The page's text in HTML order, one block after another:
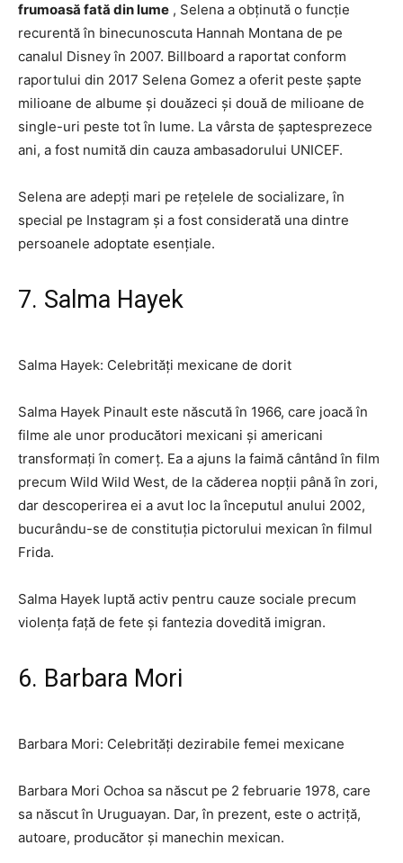
frumoasă fată din lume , Selena a obținută o funcție
recurentă în binecunoscuta Hannah Montana de pe
canalul Disney în 2007. Billboard a raportat conform
raportului din 2017 Selena Gomez a oferit peste șapte
milioane de albume și douăzeci și două de milioane de
single-uri peste tot în lume. La vârsta de șaptesprezece
ani, a fost numită din cauza ambasadorului UNICEF.
Selena are adepți mari pe rețelele de socializare, în
special pe Instagram și a fost considerată una dintre
persoanele adoptate esențiale.
7. Salma Hayek
Salma Hayek: Celebrități mexicane de dorit
Salma Hayek Pinault este născută în 1966, care joacă în
filme ale unor producători mexicani și americani
transformați în comerț. Ea a ajuns la faimă cântând în film
precum Wild Wild West, de la căderea nopții până în zori,
dar descoperirea ei a avut loc la începutul anului 2002,
bucurându-se de constituția pictorului mexican în filmul
Frida.
Salma Hayek luptă activ pentru cauze sociale precum
violența față de fete și fantezia dovedită imigran.
6. Barbara Mori
Barbara Mori: Celebrități dezirabile femei mexicane
Barbara Mori Ochoa sa născut pe 2 februarie 1978, care
sa născut în Uruguayan. Dar, în prezent, este o actriță,
autoare, producător și manechin mexican.